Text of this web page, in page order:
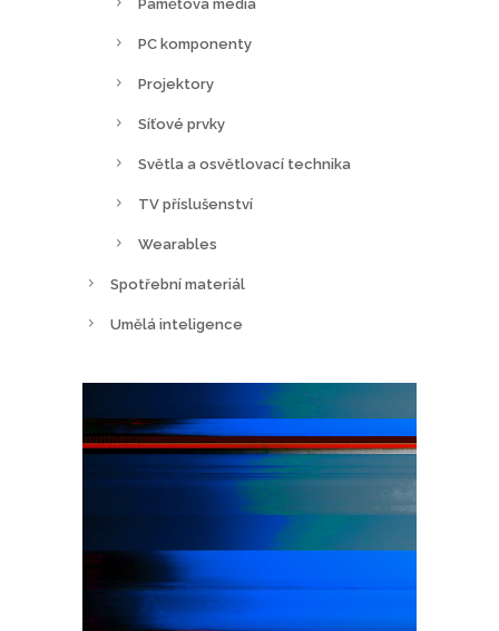
Paměťová media
PC komponenty
Projektory
Síťové prvky
Světla a osvětlovací technika
TV příslušenství
Wearables
Spotřební materiál
Umělá inteligence